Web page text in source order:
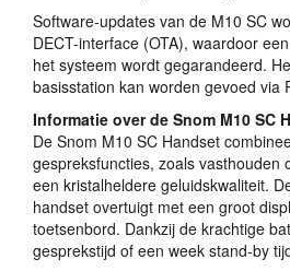
Software-updates van de M10 SC
DECT-interface (OTA), waardoor
het systeem wordt gegarandeerd.
basisstation kan worden gevoed via
Informatie over de Snom M10 SC
De Snom M10 SC Handset
gespreksfuncties, zoals vasthouden
een kristalheldere geluidskwaliteit.
handset overtuigt met een groot
toetsenbord. Dankzij de krachtige
gesprekstijd of een week stand-by